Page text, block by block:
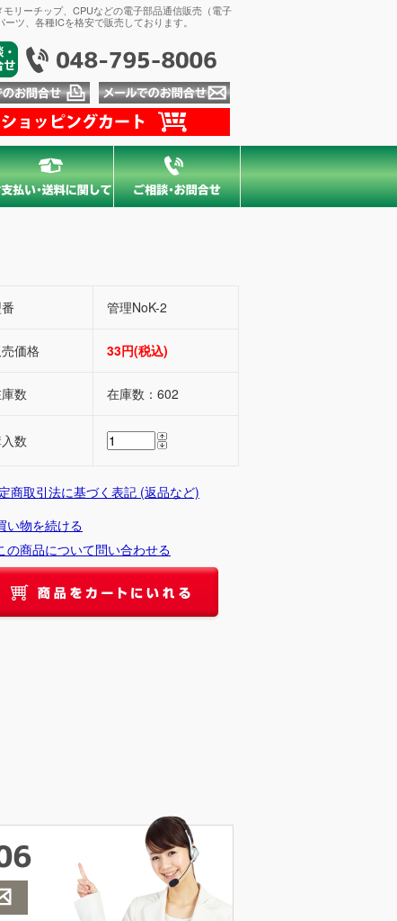
リーチップ、CPUなどの電子部品通信販売（電子
ツ、各種ICを格安で販売しております。
管理NoK-2
価格 33円(税込)
数 在庫数：602
数
商取引法に基づく表記 (返品など)
い物を続ける
の商品について問い合わせる